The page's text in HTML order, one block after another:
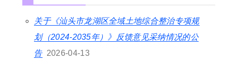
关于《汕头市龙湖区全域土地综合整治专项规
划（2024-2035年）》反馈意见采纳情况的公
告 2026-04-13